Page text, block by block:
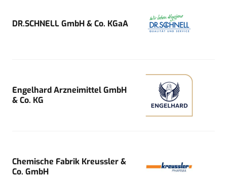
DR.SCHNELL GmbH & Co. KGaA
Engelhard Arzneimittel GmbH
& Co. KG
Chemische Fabrik Kreussler &
Co. GmbH